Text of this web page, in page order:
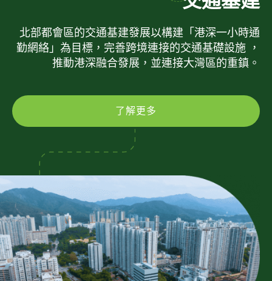
北部都會區的交通基建發展以構建「港深一小時通
勤網絡」為目標，完善跨境連接的交通基礎設施 ，
推動港深融合發展，並連接大灣區的重鎮。
了解更多